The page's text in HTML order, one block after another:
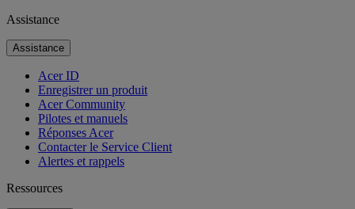
Assistance
Assistance
Acer ID
Enregistrer un produit
Acer Community
Pilotes et manuels
Réponses Acer
Contacter le Service Client
Alertes et rappels
Ressources